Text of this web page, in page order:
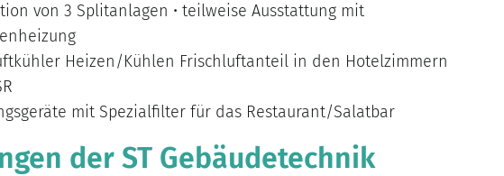
von 3 Splitanlagen • teilweise Ausstattung mit
Heizen/Kühlen Frischluftanteil in den Hotelzimmern
mit Spezialfilter für das Restaurant/Salatbar
der ST Gebäudetechnik